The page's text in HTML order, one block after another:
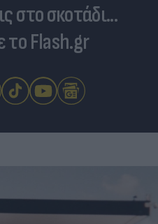
στο σκοτάδι...
το Flash.gr